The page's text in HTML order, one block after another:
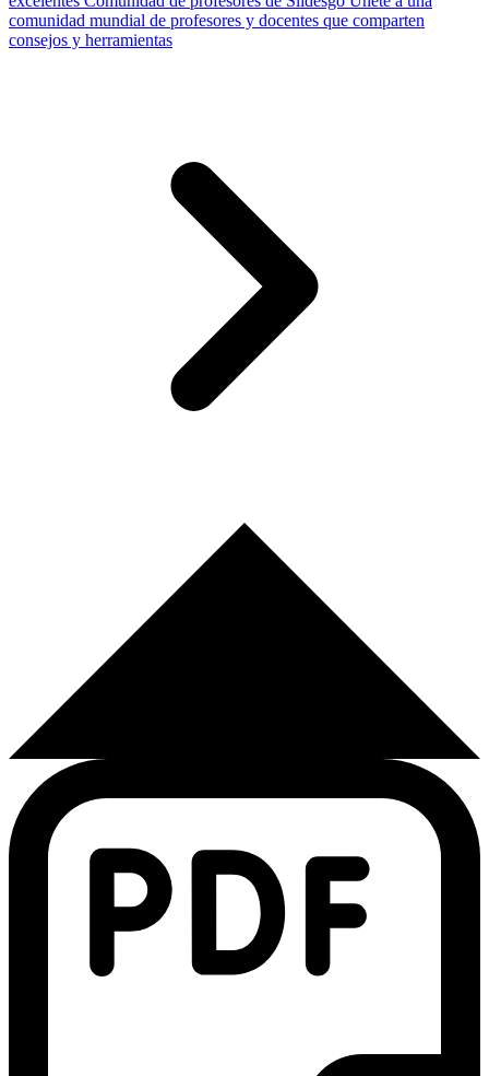
comunidad mundial de profesores y docentes que comparten
consejos y herramientas